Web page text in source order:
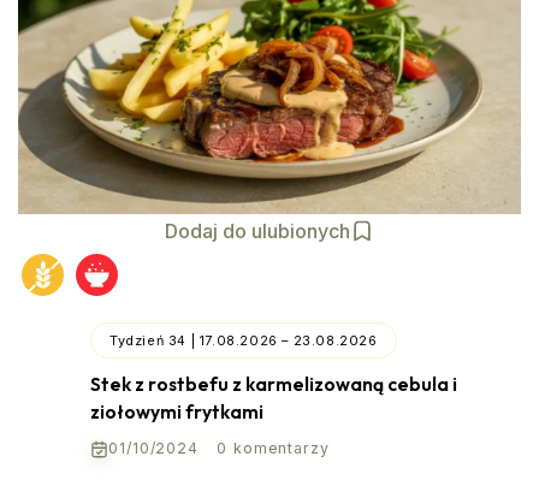
Dodaj do ulubionych
Tydzień 34 | 17.08.2026 – 23.08.2026
Stek z rostbefu z karmelizowaną cebula i
ziołowymi frytkami
01/10/2024 0 komentarzy